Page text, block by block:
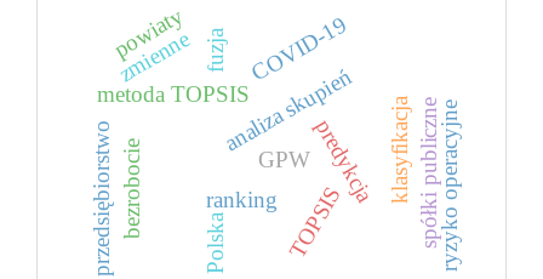
analiza skupień
ranking klasyfikacja
metoda TOPSIS
predykcja
GPW spółki publiczne
bezrobocie TOPSIS
Polska ryzyko operacyjne
COVID-19
przedsiębiorstwo
fuzja
zmienne
powiaty